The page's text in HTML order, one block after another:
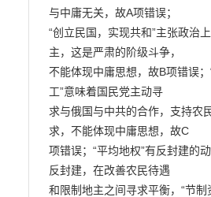
与中庸无关，故A项错误；
“创立民国，实现共和”主张政治
主，这是严肃的阶级斗争，
不能体现中庸思想，故B项错误
工”意味着国民党主动寻
求与俄国与中共的合作，支持农
求，不能体现中庸思想，故C
项错误；“平均地权”有反封建的
反封建，在改善农民待遇
和限制地主之间寻求平衡，“节制